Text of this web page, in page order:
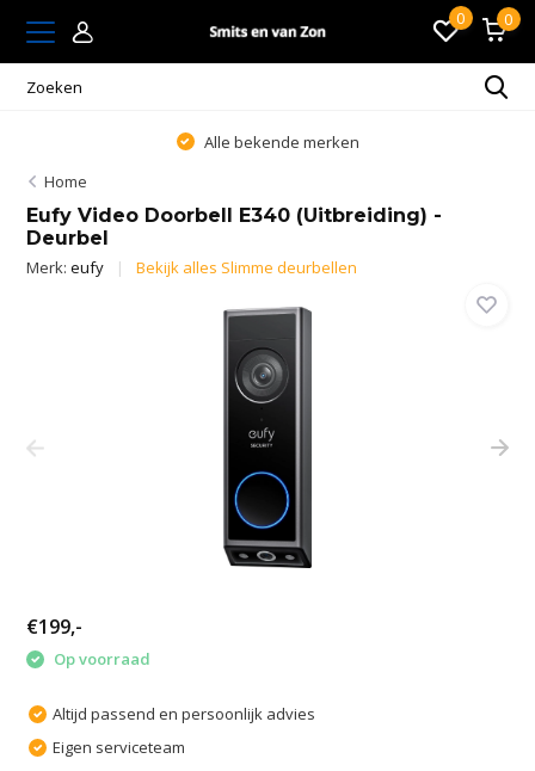
0 0
Alle bekende merken
Home
Eufy Video Doorbell E340 (Uitbreiding) -
Deurbel
Merk:eufy Bekijk alles Slimme deurbellen
€199,-
Op voorraad
Altijd passend en persoonlijk advies
Eigen serviceteam